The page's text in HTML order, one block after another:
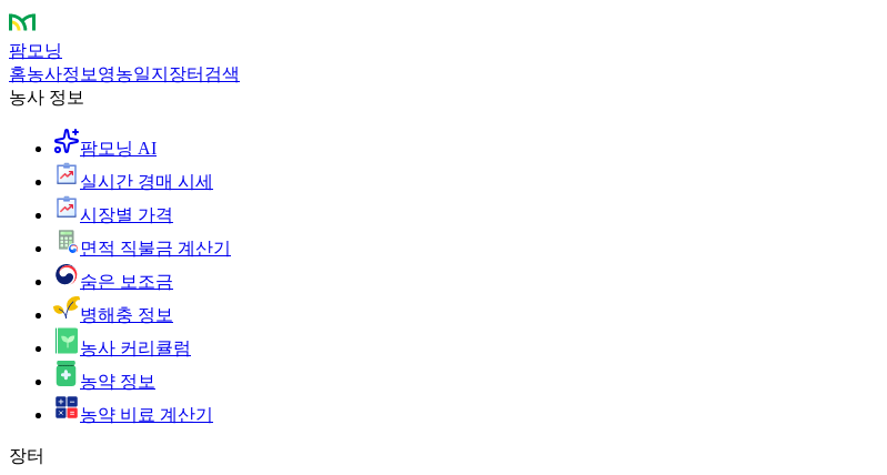
팜모닝
홈농사정보 영농일지 장터 검색
농사 정보
팜모닝 AI
실시간 경매 시세
시장별 가격
면적 직불금 계산기
숨은 보조금
병해충 정보
농사 커리큘럼
농약 정보
농약 비료 계산기
장터